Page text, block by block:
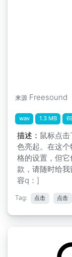
来源 Freesound
wav 1.3 MB
描述： 鼠标点
色亮起。在这
格的设置，但
款，请随时给
容q：]
Tag: 点击 点击